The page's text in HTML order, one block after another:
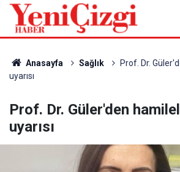
Anasayfa Sağlık
Prof. Dr.
uyarısı
Prof. Dr. Güler'den
uyarısı